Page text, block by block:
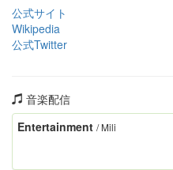
公式サイト
Wikipedia
公式Twitter
音楽配信
Entertainment / Mili